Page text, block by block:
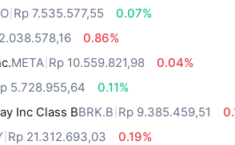
Rp 7.535.577,55
0.07%
0.86%
META Rp 10.559.821,98
0.04%
5.728.955,64
0.11%
Inc Class BBRK.B Rp 9.385.459,51
Rp 21.312.693,03
0.19%